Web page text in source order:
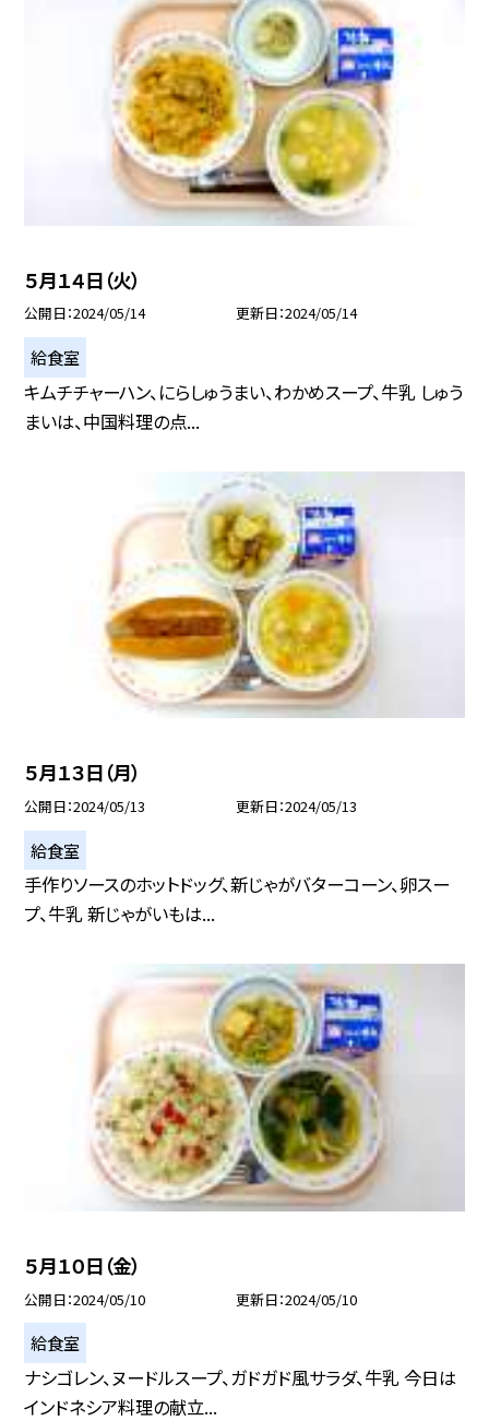
５月１４日（火）
公開日 2024/05/14 更新日 2024/05/14
給食室
キムチチャーハン、にらしゅうまい、わかめスープ、牛乳 しゅう
まいは、中国料理の点...
５月１３日（月）
公開日 2024/05/13 更新日 2024/05/13
給食室
手作りソースのホットドッグ、新じゃがバターコーン、卵スー
プ、牛乳 新じゃがいもは...
５月１０日（金）
公開日 2024/05/10 更新日 2024/05/10
給食室
ナシゴレン、ヌードルスープ、ガドガド風サラダ、牛乳 今日は
インドネシア料理の献立...